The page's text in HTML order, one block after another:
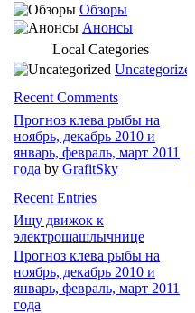
Обзоры
Анонсы
Local Categories
Uncategorized
Recent Comments
Прогноз клева рыбы на
ноябрь, декабрь 2010 и
январь, февраль, март 2011
года by GrafitSky
Recent Entries
Ищу движок к
электрошашлычнице
Прогноз клева рыбы на
ноябрь, декабрь 2010 и
январь, февраль, март 2011
года